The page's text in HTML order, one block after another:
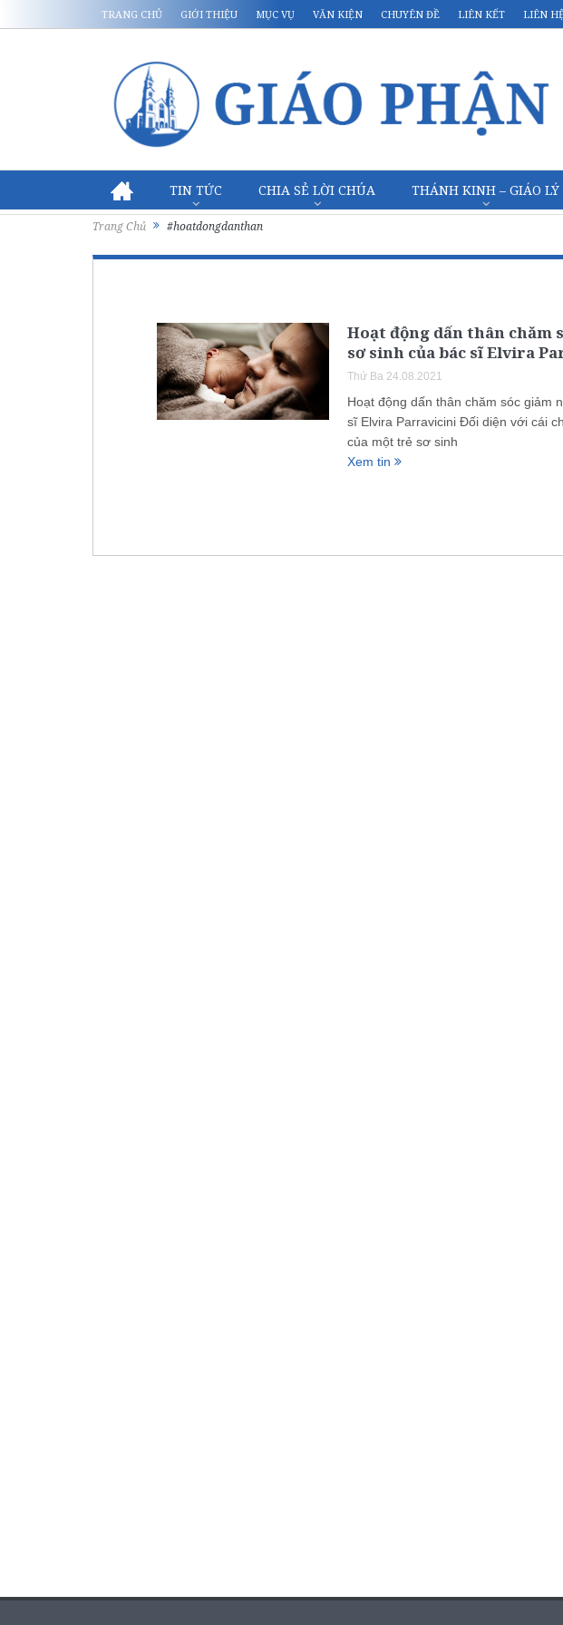
TRANG CHỦ GIỚI THIỆU MỤC VỤ VĂN KIỆN CHUYÊN ĐỀ LIÊN KẾT LIÊN
TIN TỨC CHIA SẺ LỜI CHÚA THÁNH KINH – GIÁO LÝ
Trang Chủ #hoatdongdanthan
Hoạt động dấn thân chăm
sơ sinh của bác sĩ Elvira
Thứ Ba 24.08.2021
Hoạt động dấn thân chăm sóc giảm
sĩ Elvira Parravicini Đối diện với cái
của một trẻ sơ sinh
Xem tin